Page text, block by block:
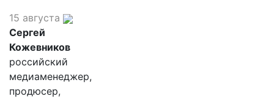
15 августа
Сергей
Кожевников
российский
медиаменеджер,
продюсер,